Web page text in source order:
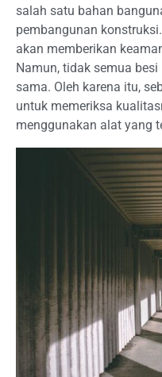
salah satu bahan
pembangunan
akan memberikan
Namun, tidak semua
sama. Oleh karena itu,
untuk memeriksa
menggunakan alat yang